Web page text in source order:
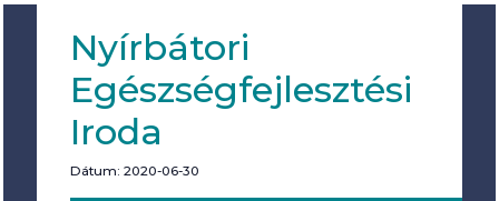
Nyírbátori
Egészségfejlesztési
Iroda
Dátum: 2020-06-30